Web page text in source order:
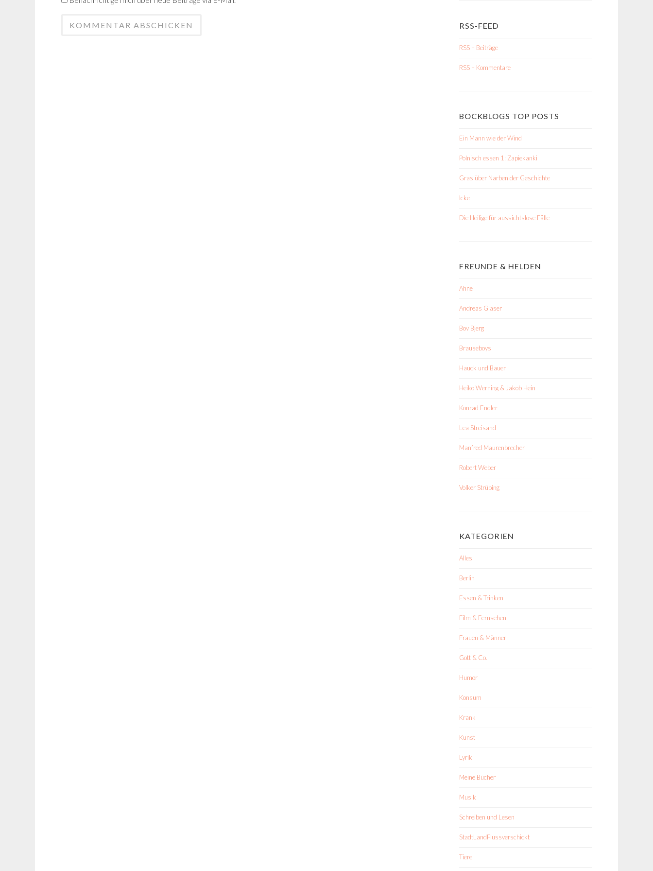
RSS-FEED
RSS – Beiträge
RSS – Kommentare
BOCKBLOGS TOP POSTS
Ein Mann wie der Wind
Polnisch essen 1: Zapiekanki
Gras über Narben der Geschichte
Icke
Die Heilige für aussichtslose Fälle
FREUNDE & HELDEN
Ahne
Andreas Gläser
Bov Bjerg
Brauseboys
Hauck und Bauer
Heiko Werning & Jakob Hein
Konrad Endler
Lea Streisand
Manfred Maurenbrecher
Robert Weber
Volker Strübing
KATEGORIEN
Alles
Berlin
Essen & Trinken
Film & Fernsehen
Frauen & Männer
Gott & Co.
Humor
Konsum
Krank
Kunst
Lyrik
Meine Bücher
Musik
Schreiben und Lesen
StadtLandFlussverschickt
Tiere